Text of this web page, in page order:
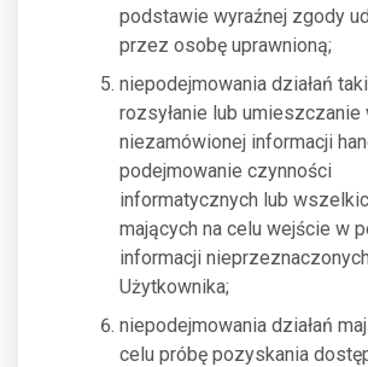
podstawie wyraźnej zgody
przez osobę uprawnioną;
niepodejmowania działań
rozsyłanie lub
niezamówionej informacji
podejmowanie czynności
informatycznych lub
mających na celu wejście w
informacji
Użytkownika;
niepodejmowania działań
celu próbę pozyskania